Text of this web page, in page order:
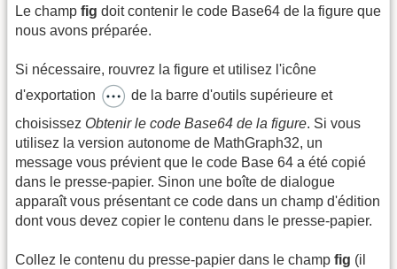
Le champ fig doit contenir le code Base64 de la figure que
nous avons préparée.
Si nécessaire, rouvrez la figure et utilisez l'icône
d'exportation
de la barre d'outils supérieure et
choisissez Obtenir le code Base64 de la figure. Si vous
utilisez la version autonome de MathGraph32, un
message vous prévient que le code Base 64 a été copié
dans le presse-papier. Sinon une boîte de dialogue
apparaît vous présentant ce code dans un champ d'édition
dont vous devez copier le contenu dans le presse-papier.
Collez le contenu du presse-papier dans le champ fig (il